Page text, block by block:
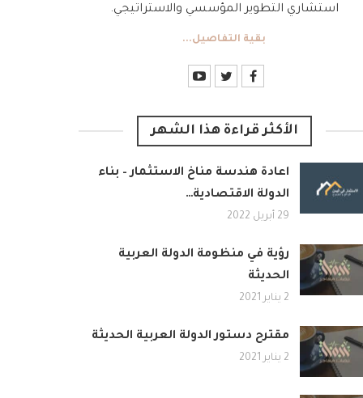
استشاري التطوير المؤسسي والاستراتيجي.
بقية التفاصيل...
الأكثر قراءة هذا الشهر
اعادة هندسة مناخ الاستثمار – بناء
الدولة الاقتصادية…
29 أبريل 2022
رؤية في منظومة الدولة العربية
الحديثة
2 يناير 2021
مقترح دستور الدولة العربية الحديثة
2 يناير 2021